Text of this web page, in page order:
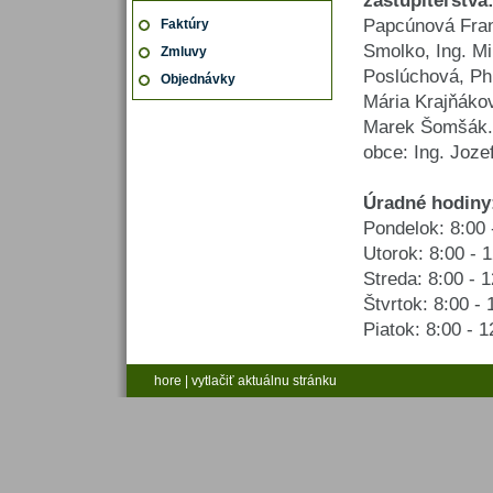
Faktúry
Zmluvy
Objednávky
Papcúnová
Smolko, Ing.
Poslúchová,
Mária
Marek
obce: Ing.
Úradné
Pondelok: 8:00
Utorok: 8:00 -
Streda: 8:00 -
Štvrtok: 8:00 -
Piatok: 8:00 -
hore vytlačiť aktuálnu stránku